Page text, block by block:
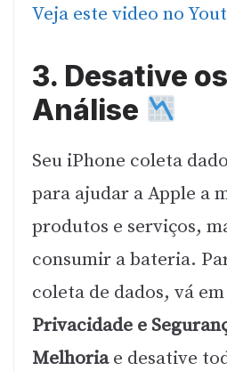
Veja este video no
3. Desative
Análise
Seu iPhone coleta
para ajudar a Apple a
produtos e serviços,
consumir a bateria.
coleta de dados, vá em
Privacidade e
Melhoriae desative